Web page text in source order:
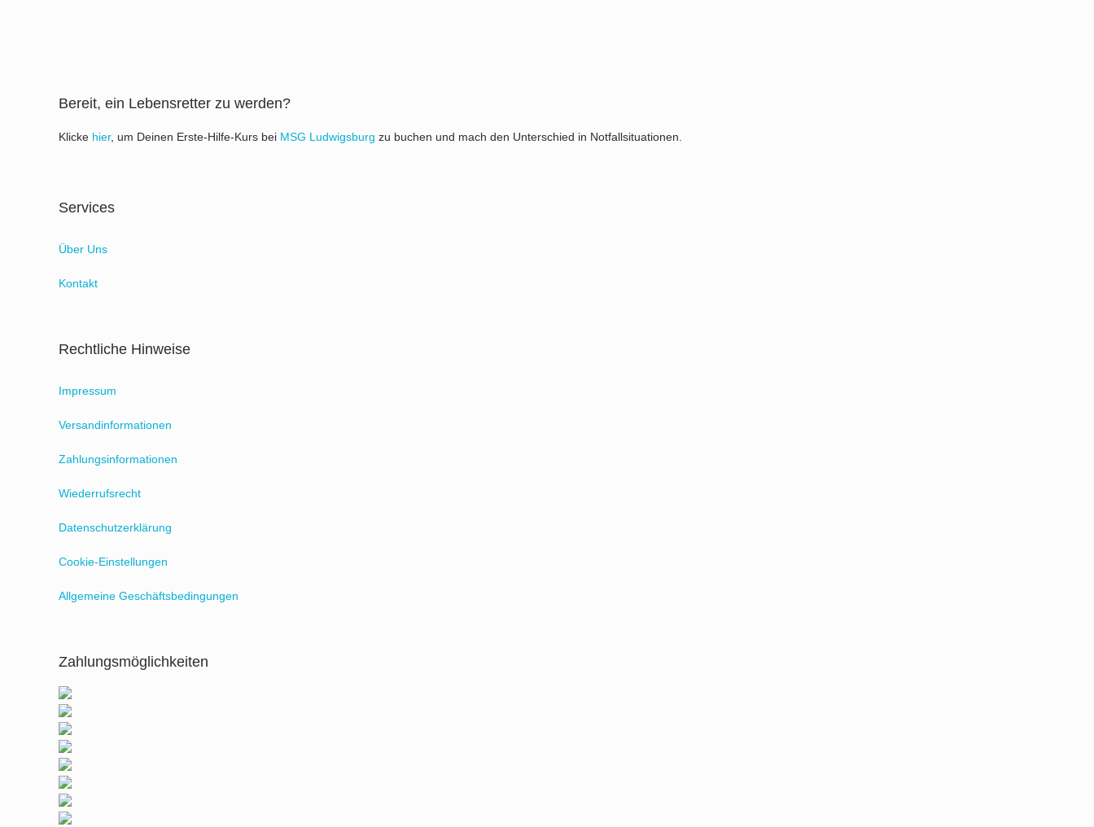
Bereit, ein Lebensretter zu werden?
Klicke hier, um Deinen Erste-Hilfe-Kurs bei MSG Ludwigsburg zu buchen und mach den Unterschied in Notfallsituationen.
Services
Über Uns
Kontakt
Rechtliche Hinweise
Impressum
Versandinformationen
Zahlungsinformationen
Wiederrufsrecht
Datenschutzerklärung
Cookie-Einstellungen
Allgemeine Geschäftsbedingungen
Zahlungsmöglichkeiten